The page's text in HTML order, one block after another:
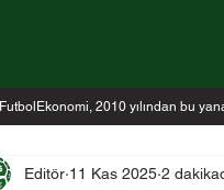
FutbolEkonomi, 2010 yılından bu
Editör 11 Kas 2025 2